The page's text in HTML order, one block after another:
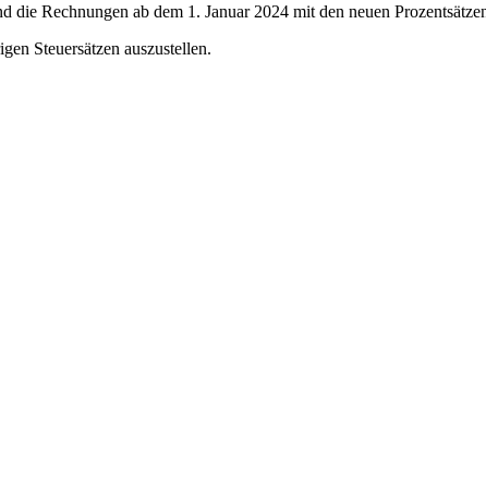
Rechnungen ab dem 1. Januar 2024 mit den neuen
Steuersätzen auszustellen.